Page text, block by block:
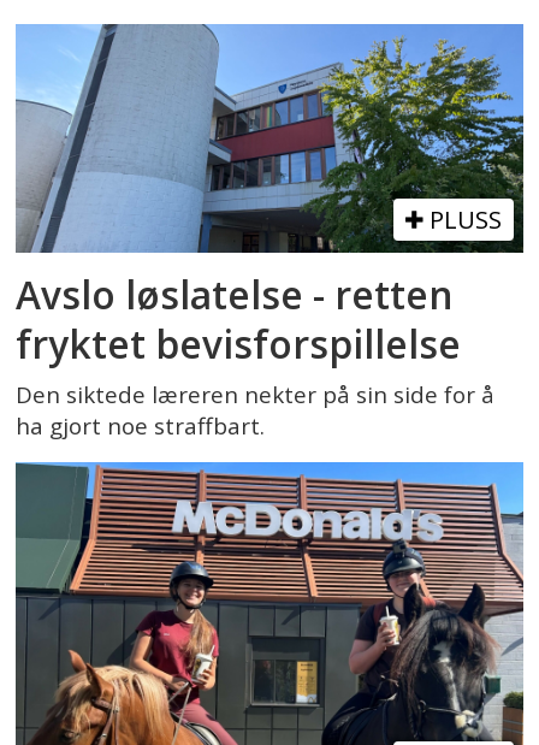
PLUSS
Avslo løslatelse - retten
fryktet bevisforspillelse
Den siktede læreren nekter på sin side for å
ha gjort noe straffbart.